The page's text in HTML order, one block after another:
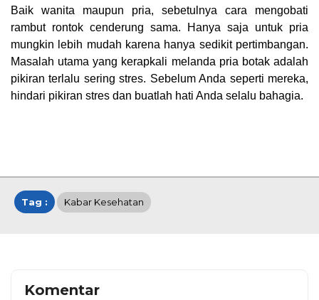
Baik wanita maupun pria, sebetulnya cara mengobati
rambut rontok cenderung sama. Hanya saja untuk pria
mungkin lebih mudah karena hanya sedikit pertimbangan.
Masalah utama yang kerapkali melanda pria botak adalah
pikiran terlalu sering stres. Sebelum Anda seperti mereka,
hindari pikiran stres dan buatlah hati Anda selalu bahagia.
Tag : Kabar Kesehatan
Komentar